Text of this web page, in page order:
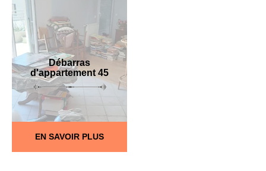
Débarras
d'appartement 45
EN SAVOIR PLUS